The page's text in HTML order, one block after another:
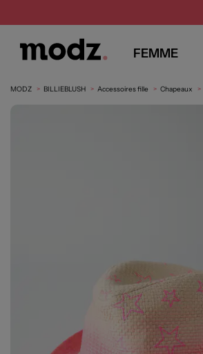
FEMME
MODZ BILLIEBLUSH Accessoires fille Chapeaux